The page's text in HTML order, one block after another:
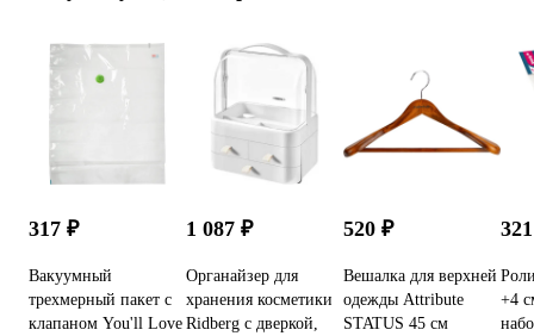
317 ₽
Вакуумный
трехмерный пакет с
клапаном You'll Love
1 087 ₽
Органайзер для
хранения косметики
Ridberg с дверкой,
520 ₽
Вешалка для верхней
одежды Attribute
STATUS 45 см
+4